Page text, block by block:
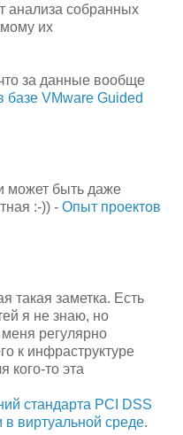
анализа собранных
их
за данные вообще
базе VMware Guided
может быть даже
:-)) - Опыт проектов
такая заметка. Есть
я не знаю, но
регулярно
к инфраструктуре
кого-то эта
стандарта PCI DSS
виртуальной среде.